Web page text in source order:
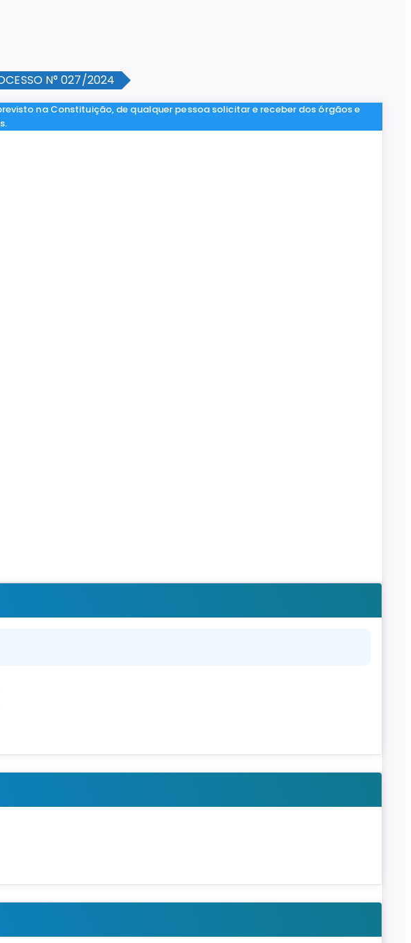
N° 027/2024
na Constituição, de qualquer pessoa solicitar e receber dos órgãos e